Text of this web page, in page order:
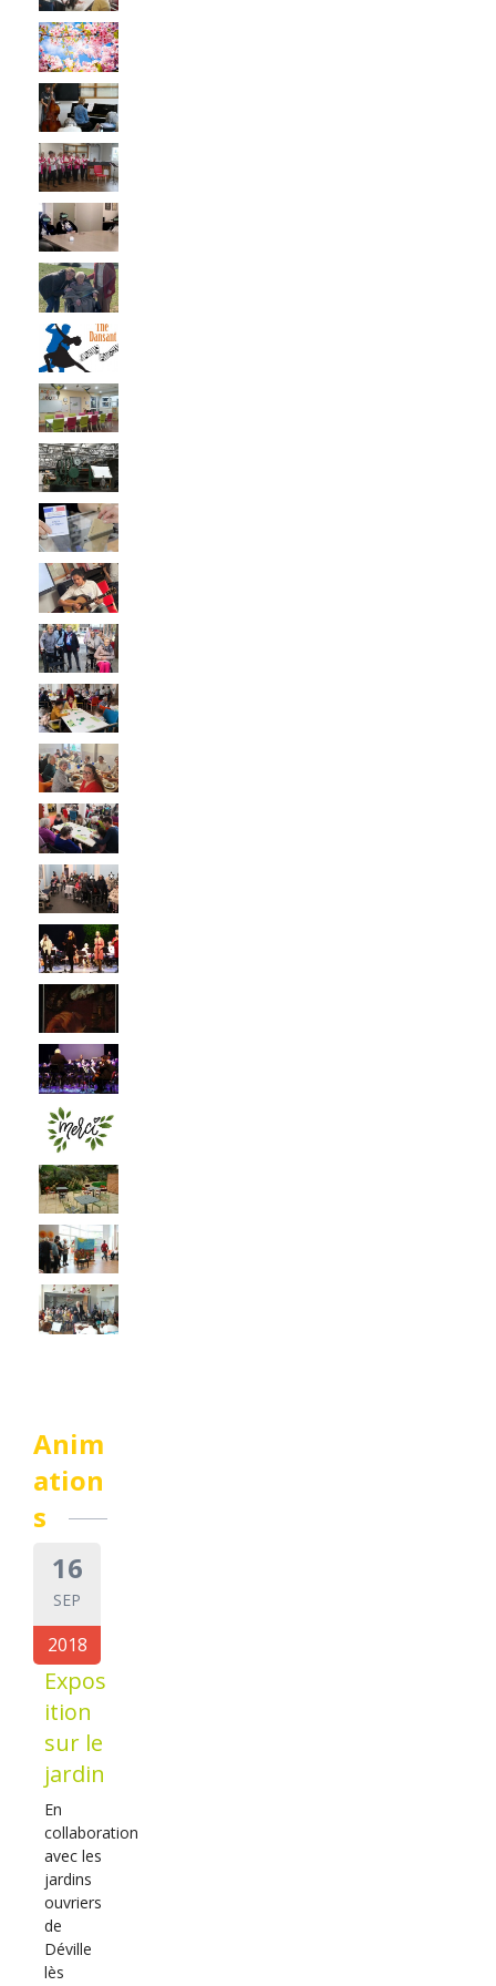
Anim
ation
s
16
SEP
2018
Expos
ition
sur le
jardin
En
collaboration
avec les
jardins
ouvriers
de
Déville
lès